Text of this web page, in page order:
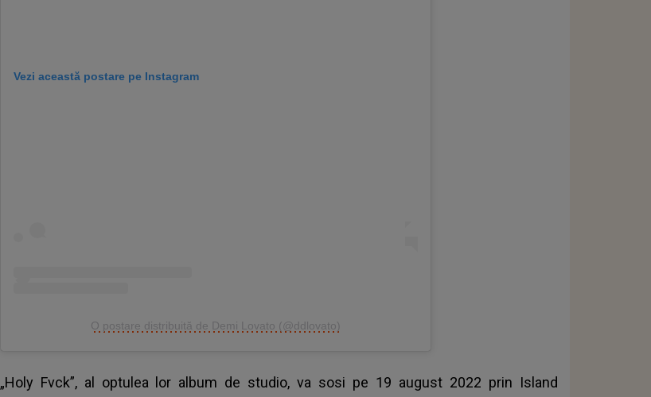
Vezi această postare pe Instagram
O postare distribuită de Demi Lovato (@ddlovato)
„Holy Fvck”, al optulea lor album de studio, va sosi pe 19 august 2022 prin Island